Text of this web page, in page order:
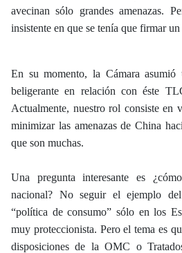
avecinan sólo grandes amenazas.
insistente en que se tenía que firmar
En su momento, la Cámara asumió
beligerante en relación con éste
Actualmente, nuestro rol consiste en
minimizar las amenazas de China
que son muchas.
Una pregunta interesante es
nacional? No seguir el ejemplo
“política de consumo” sólo en los
muy proteccionista. Pero el tema es
disposiciones de la OMC o